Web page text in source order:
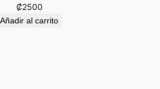
₡2500
Añadir al carrito